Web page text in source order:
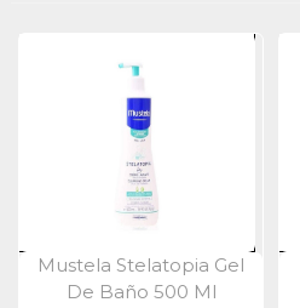
Vista Rápida
Mustela Stelatopia Gel
De Baño 500 Ml